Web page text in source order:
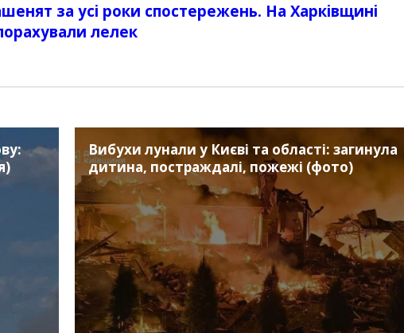
за усі роки спостережень. На Харківщині
лелек
Вибухи лунали у Києві та області: загинула
дитина, постраждалі, пожежі (фото)